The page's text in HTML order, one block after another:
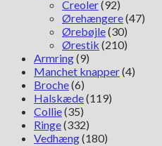
Creoler(92)
Ørehængere(47)
Ørebøjle(30)
Ørestik (210)
Armring(9)
Manchet knapper(4)
Broche(6)
Halskæde(119)
Collie(35)
Ringe(332)
Vedhæng(180)